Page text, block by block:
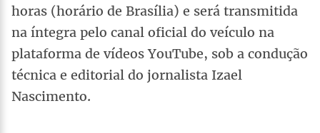
horas (horário de Brasília) e será transmitida
na íntegra pelo canal oficial do veículo na
plataforma de vídeos YouTube, sob a condução
técnica e editorial do jornalista Izael
Nascimento.